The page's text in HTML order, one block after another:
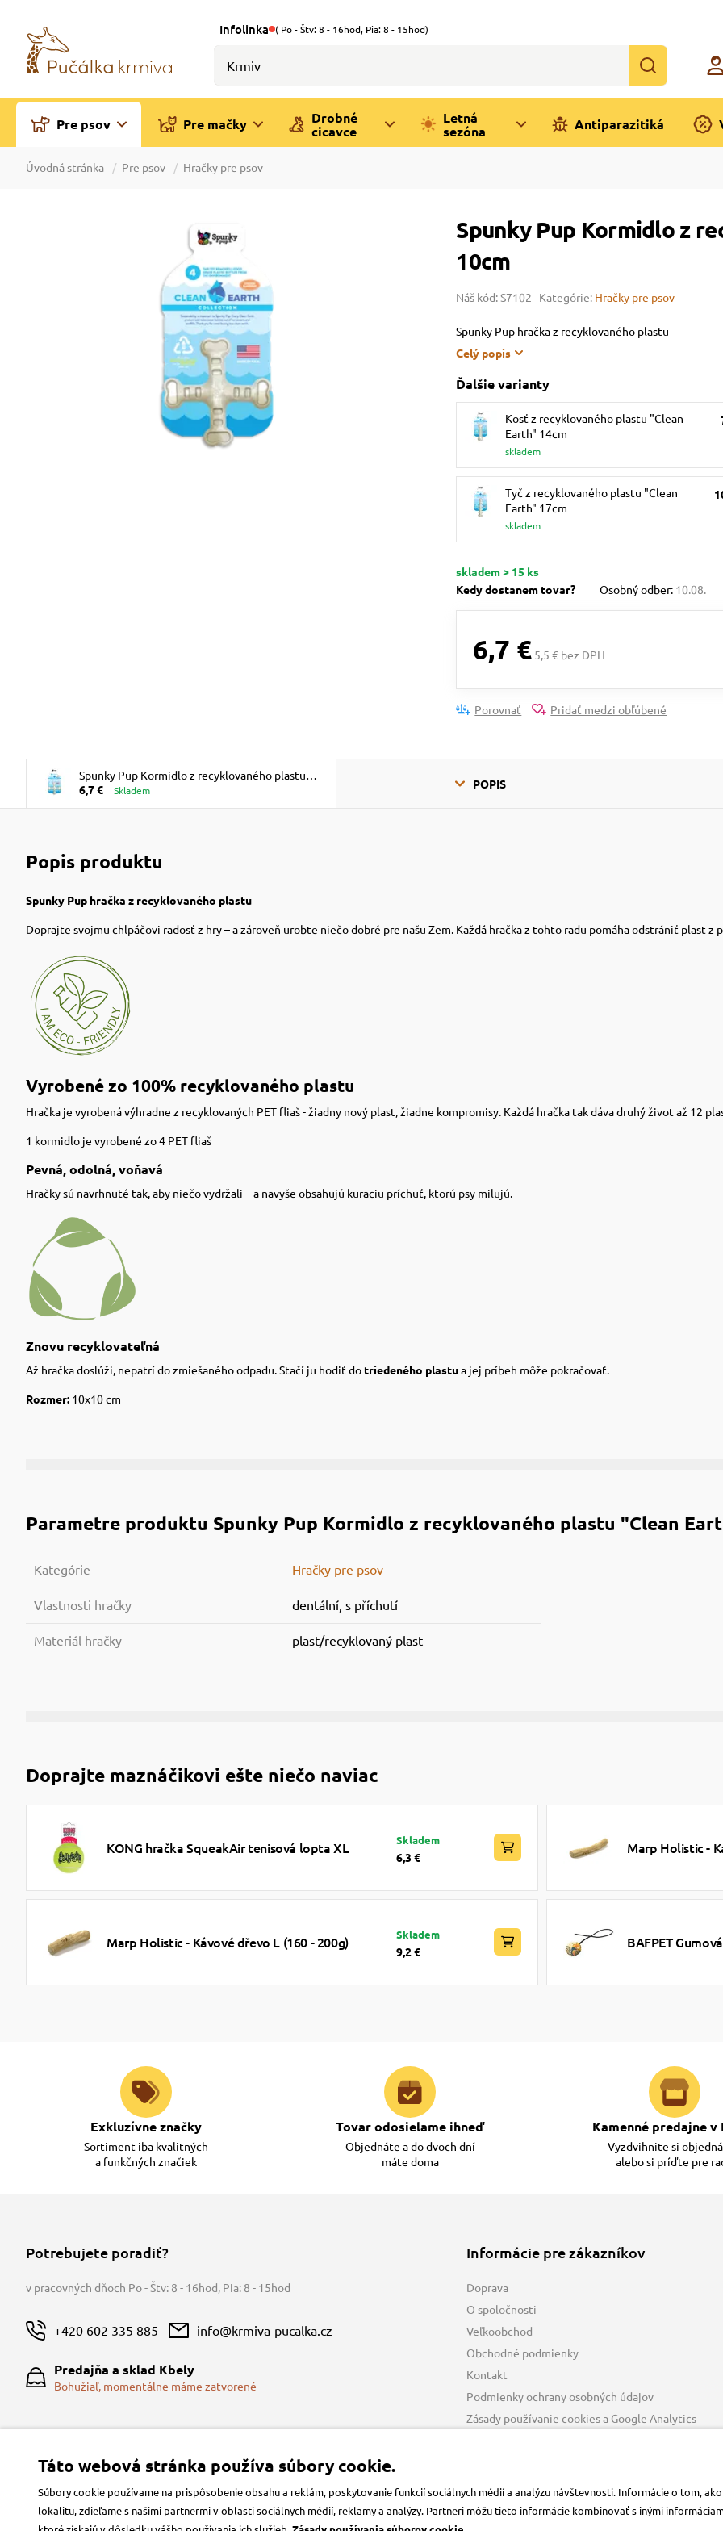
Infolinka ( Po - Štv: 8 - 16hod, Pia: 8 - 15hod)
Pre psov Pre mačky
Drobné
cicavce
Letná
sezóna
Antiparazitiká
Úvodná stránka Pre psov Hračky pre psov
Spunky Pup Kormidlo z
10cm
Náš kód: S7102 Kategórie: Hračky pre psov
Spunky Pup hračka z recyklovaného plastu
Celý popis
Ďalšie varianty
Kosť z recyklovaného plastu "Clean
Earth" 14cm
skladem
Tyč z recyklovaného plastu "Clean
Earth" 17cm
skladem
skladem > 15 ks
Kedy dostanem tovar?
Osobný odber: 10.08.
6,7 € 5,5 € bez DPH
Porovnať Pridať medzi obľúbené
Spunky Pup Kormidlo z recyklovaného plastu
"Clean Earth" 10cm
6,7 € Skladem POPIS
Popis produktu
Spunky Pup hračka z recyklovaného plastu
Doprajte svojmu chlpáčovi radosť z hry – a zároveň urobte niečo dobré pre našu Zem. Každá hračka z tohto radu pomáha odstrániť plast z
Vyrobené zo 100% recyklovaného plastu
Hračka je vyrobená výhradne z recyklovaných PET fliaš - žiadny nový plast, žiadne kompromisy. Každá hračka tak dáva druhý život až 12
1 kormidlo je vyrobené zo 4 PET fliaš
Pevná, odolná, voňavá
Hračky sú navrhnuté tak, aby niečo vydržali – a navyše obsahujú kuraciu príchuť, ktorú psy milujú.
Znovu recyklovateľná
Až hračka doslúži, nepatrí do zmiešaného odpadu. Stačí ju hodiť dotriedeného plastua jej príbeh môže pokračovať.
Rozmer: 10x10 cm
Parametre produktu Spunky Pup Kormidlo z recyklovaného plastu "Clean
Kategórie Hračky pre psov
Vlastnosti hračky dentální, s příchutí
Materiál hračky plast/recyklovaný plast
Doprajte maznáčikovi ešte niečo naviac
KONG hračka SqueakAir tenisová lopta XL Skladem
6,3 €
Marp Holistic -
Marp Holistic - Kávové dřevo L (160 - 200g) Skladem
9,2 €
BAFPET
Exkluzívne značky
Sortiment iba kvalitných
a funkčných značiek
Tovar odosielame ihneď
Objednáte a do dvoch dní
máte doma
Kamenné predajne v
Vyzdvihnite si
alebo si príďte pre
Potrebujete poradiť?
v pracovných dňoch Po - Štv: 8 - 16hod Pia: 8 - 15hod
+420 602 335 885 info@krmiva-pucalka.cz
Predajňa a sklad Kbely
Bohužiaľ, momentálne máme zatvorené
Informácie pre zákazníkov
Doprava
O spoločnosti
Veľkoobchod
Obchodné podmienky
Kontakt
Podmienky ochrany osobných údajov
Zásady používanie cookies a Google Analytics
Táto webová stránka používa súbory cookie.
Súbory cookie používame na prispôsobenie obsahu a reklám, poskytovanie funkcií sociálnych médií a analýzu návštevnosti. Informácie o tom,
lokalitu, zdieľame s našimi partnermi v oblasti sociálnych médií, reklamy a analýzy. Partneri môžu tieto informácie kombinovať s inými